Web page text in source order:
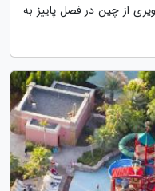
از چین در فصل پاییز به